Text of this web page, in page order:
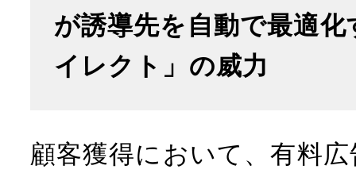
が誘導先を自動で最適
イレクト」の威力
顧客獲得において、有料